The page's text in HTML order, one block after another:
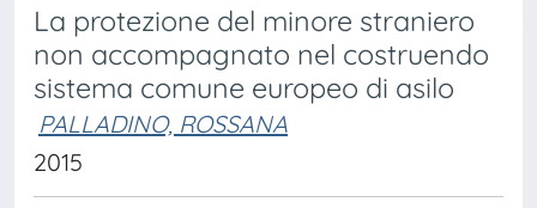
La protezione del minore straniero
non accompagnato nel costruendo
sistema comune europeo di asilo
PALLADINO, ROSSANA
2015